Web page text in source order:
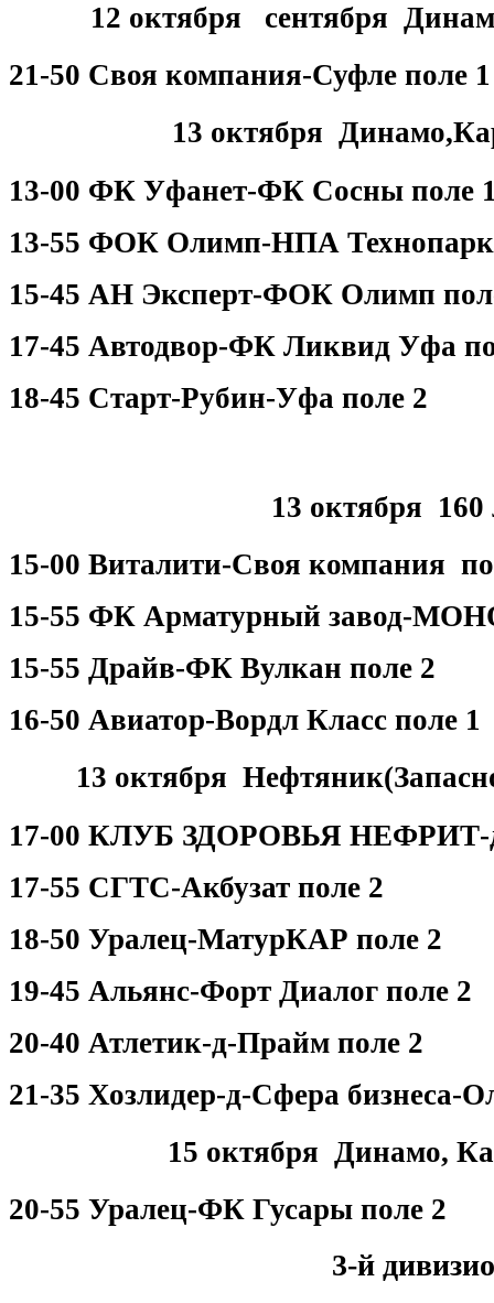
12 октября сентября
21-50 Своя компания-Суфле поле 1
13 октября
13-00 ФК Уфанет-ФК Сосны поле
13-55 ФОК Олимп-НПА
15-45 АН Эксперт-ФОК Олимп
17-45 Автодвор-ФК Ликвид Уфа
18-45 Старт-Рубин-Уфа поле 2
13 октября 160
15-00 Виталити-Своя компания
15-55 ФК Арматурный завод-
15-55 Драйв-ФК Вулкан поле 2
16-50 Авиатор-Вордл Класс поле
13 октября
17-00 КЛУБ ЗДОРОВЬЯ НЕФРИТ-
17-55 СГТС-Акбузат поле 2
18-50 Уралец-МатурКАР поле 2
19-45 Альянс-Форт Диалог поле 2
20-40 Атлетик-д-Прайм поле 2
21-35 Хозлидер-д-Сфера бизнеса-
15 октября Динамо,
20-55 Уралец-ФК Гусары поле 2
3-й